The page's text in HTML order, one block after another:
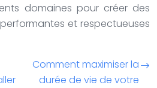
domaines pour créer des
et respectueuses
Comment maximiser la
durée de vie de votre